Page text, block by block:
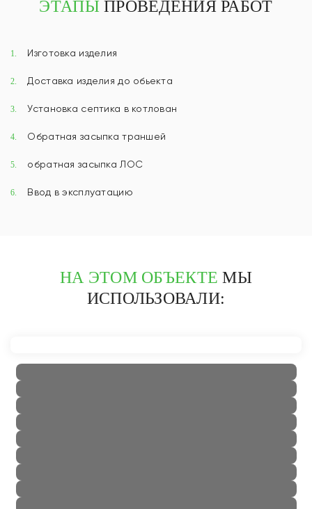
ЭТАПЫПРОВЕДЕНИЯ РАБОТ
1. Изготовка изделия
2. Доставка изделия до обьекта
3. Установка септика в котлован
4. Обратная засыпка траншей
5. обратная засыпка ЛОС
6. Ввод в эксплуатацию
НА ЭТОМ ОБЪЕКТЕ МЫ
ИСПОЛЬЗОВАЛИ: